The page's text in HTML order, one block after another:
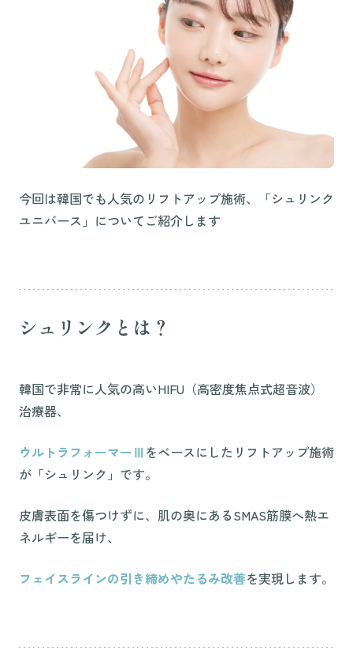
今回は韓国でも人気のリフトアップ施術、「シュリンク
ユニバース」についてご紹介します
シュリンクとは？
韓国で非常に人気の高いHIFU（高密度焦点式超音波）
治療器、
ウルトラフォーマーⅢ をベースにしたリフトアップ施術
が「シュリンク」です。
皮膚表面を傷つけずに、肌の奥にあるSMAS筋膜へ熱エ
ネルギーを届け、
フェイスラインの引き締めやたるみ改善を実現します。